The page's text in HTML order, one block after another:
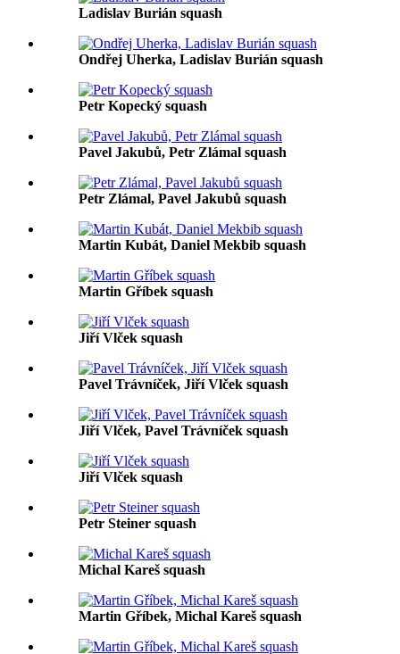
Ladislav Burián squash
Ondřej Uherka, Ladislav Burián squash
Petr Kopecký squash
Pavel Jakubů, Petr Zlámal squash
Petr Zlámal, Pavel Jakubů squash
Martin Kubát, Daniel Mekbib squash
Martin Gříbek squash
Jiří Vlček squash
Pavel Trávníček, Jiří Vlček squash
Jiří Vlček, Pavel Trávníček squash
Jiří Vlček squash
Petr Steiner squash
Michal Kareš squash
Martin Gříbek, Michal Kareš squash